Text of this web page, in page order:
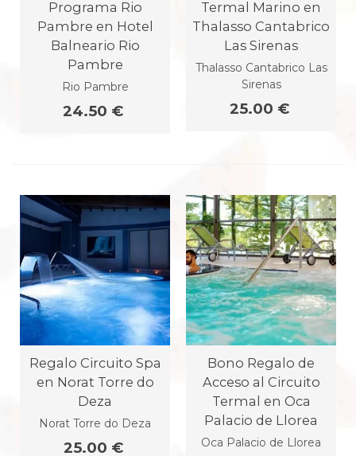
Programa Rio
Pambre en Hotel
Balneario Rio
Pambre
Rio Pambre
24.50 €
Termal Marino en
Thalasso Cantabrico
Las Sirenas
Thalasso Cantabrico Las
Sirenas
25.00 €
Regalo Circuito Spa
en Norat Torre do
Deza
Norat Torre do Deza
25.00 €
Bono Regalo de
Acceso al Circuito
Termal en Oca
Palacio de Llorea
Oca Palacio de Llorea